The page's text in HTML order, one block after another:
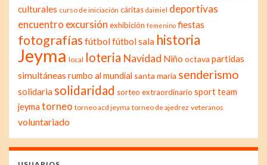
culturales curso de iniciación cáritas daimiel deportivas
encuentro excursión exhibición femenino fiestas
fotografías fútbolfútbol sala historia
Jeyma local loteria Navidad Niño octava partidas
simultáneas rumbo al mundial santa maría senderismo
solidaria solidaridad sorteo extraordinario sport team
jeyma torneo torneo acd jeyma torneo de ajedrez veteranos
voluntariado